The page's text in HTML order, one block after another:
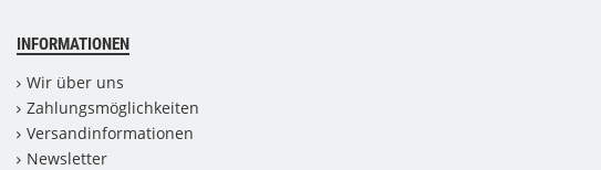
INFORMATIONEN
Wir über uns
Zahlungsmöglichkeiten
Versandinformationen
Newsletter